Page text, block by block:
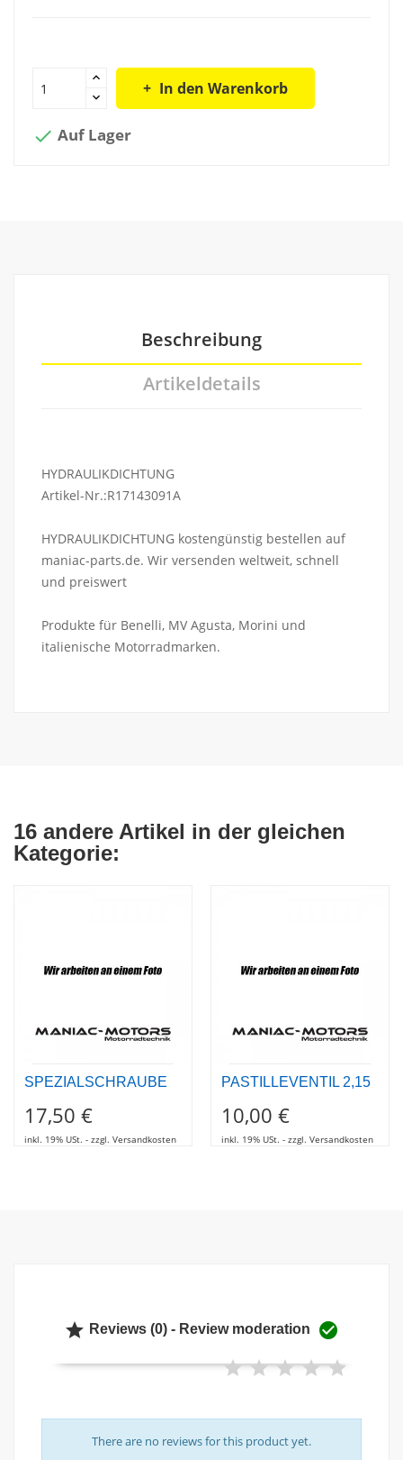
In den Warenkorb
 Auf Lager
Beschreibung
Artikeldetails
HYDRAULIKDICHTUNG
Artikel-Nr.:R17143091A
HYDRAULIKDICHTUNG kostengünstig bestellen auf
maniac-parts.de. Wir versenden weltweit, schnell
und preiswert
Produkte für Benelli, MV Agusta, Morini und
italienische Motorradmarken.
16 andere Artikel in der gleichen
Kategorie:
SPEZIALSCHRAUBE
17,50 €
inkl. 19% USt. - zzgl. Versandkosten
PASTILLEVENTIL 2,15
10,00 €
inkl. 19% USt. - zzgl. Versandkosten
 Reviews (0) - Review moderation 
There are no reviews for this product yet.